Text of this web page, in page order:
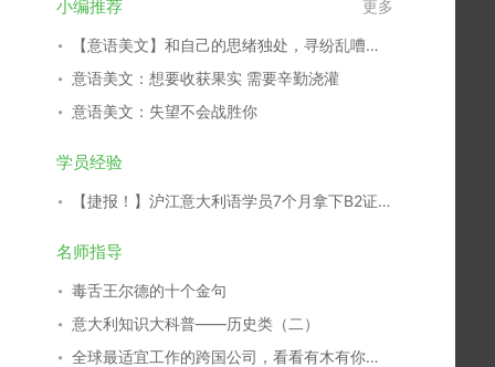
小编推荐 更多
【意语美文】和自己的思绪独处，寻纷乱嘈杂中的一片净土
意语美文：想要收获果实 需要辛勤浇灌
意语美文：失望不会战胜你
学员经验
【捷报！】沪江意大利语学员7个月拿下B2证书！
名师指导
毒舌王尔德的十个金句
意大利知识大科普——历史类（二）
全球最适宜工作的跨国公司，看看有木有你们家